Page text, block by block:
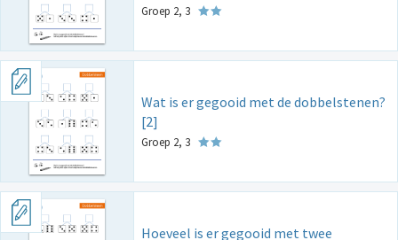
Groep 2, 3
Wat is er gegooid met de dobbelstenen?
[2]
Groep 2, 3
Hoeveel is er gegooid met twee